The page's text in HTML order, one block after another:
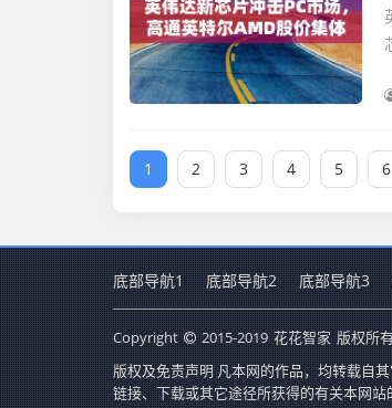
1 2 3 4 5 6
底部导航1 底部导航2 底部导航3
Copyright 2015-2019 花花智家 版权所
版权及免责声明 凡本网的作品，均转载自
链接、下载或其它途径所获得的有关本网